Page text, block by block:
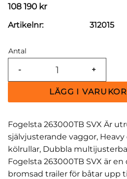
108 190 kr
Antal
+
-
Artikelnr 312015
Fogelsta 263000TB SVX Är
självjusterande vaggor,
kölrullar, Dubbla
Fogelsta 263000TB SVX är
bromsad trailer för båtar upp